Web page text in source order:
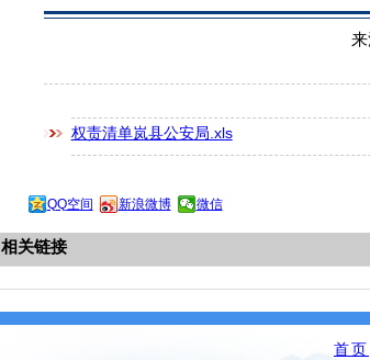
权责清单岚县公安局.xls
QQ空间 新浪微博 微信
相关链接
首页